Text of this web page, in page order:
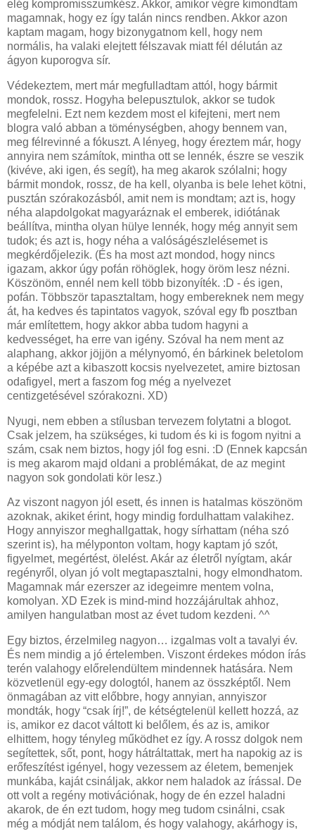
elég kompromisszumkész. Akkor, amikor végre kimondtam
magamnak, hogy ez így talán nincs rendben. Akkor azon
kaptam magam, hogy bizonygatnom kell, hogy nem
normális, ha valaki elejtett félszavak miatt fél délután az
ágyon kuporogva sír.
Védekeztem, mert már megfulladtam attól, hogy bármit
mondok, rossz. Hogyha belepusztulok, akkor se tudok
megfelelni. Ezt nem kezdem most el kifejteni, mert nem
blogra való abban a töménységben, ahogy bennem van,
meg félrevinné a fókuszt. A lényeg, hogy éreztem már, hogy
annyira nem számítok, mintha ott se lennék, észre se veszik
(kivéve, aki igen, és segít), ha meg akarok szólalni; hogy
bármit mondok, rossz, de ha kell, olyanba is bele lehet kötni,
pusztán szórakozásból, amit nem is mondtam; azt is, hogy
néha alapdolgokat magyaráznak el emberek, idiótának
beállítva, mintha olyan hülye lennék, hogy még annyit sem
tudok; és azt is, hogy néha a valóságészlelésemet is
megkérdőjelezik. (És ha most azt mondod, hogy nincs
igazam, akkor úgy pofán röhöglek, hogy öröm lesz nézni.
Köszönöm, ennél nem kell több bizonyíték. :D - és igen,
pofán. Többször tapasztaltam, hogy embereknek nem megy
át, ha kedves és tapintatos vagyok, szóval egy fb posztban
már említettem, hogy akkor abba tudom hagyni a
kedvességet, ha erre van igény. Szóval ha nem ment az
alaphang, akkor jöjjön a mélynyomó, én bárkinek beletolom
a képébe azt a kibaszott kocsis nyelvezetet, amire biztosan
odafigyel, mert a faszom fog még a nyelvezet
centizgetésével szórakozni. XD)
Nyugi, nem ebben a stílusban tervezem folytatni a blogot.
Csak jelzem, ha szükséges, ki tudom és ki is fogom nyitni a
szám, csak nem biztos, hogy jól fog esni. :D (Ennek kapcsán
is meg akarom majd oldani a problémákat, de az megint
nagyon sok gondolati kör lesz.)
Az viszont nagyon jól esett, és innen is hatalmas köszönöm
azoknak, akiket érint, hogy mindig fordulhattam valakihez.
Hogy annyiszor meghallgattak, hogy sírhattam (néha szó
szerint is), ha mélyponton voltam, hogy kaptam jó szót,
figyelmet, megértést, ölelést. Akár az életről nyígtam, akár
regényről, olyan jó volt megtapasztalni, hogy elmondhatom.
Magamnak már ezerszer az idegeimre mentem volna,
komolyan. XD Ezek is mind-mind hozzájárultak ahhoz,
amilyen hangulatban most az évet tudom kezdeni. ^^
Egy biztos, érzelmileg nagyon… izgalmas volt a tavalyi év.
És nem mindig a jó értelemben. Viszont érdekes módon írás
terén valahogy előrelendültem mindennek hatására. Nem
közvetlenül egy-egy dologtól, hanem az összképtől. Nem
önmagában az vitt előbbre, hogy annyian, annyiszor
mondták, hogy “csak írj!”, de kétségtelenül kellett hozzá, az
is, amikor ez dacot váltott ki belőlem, és az is, amikor
elhittem, hogy tényleg működhet ez így. A rossz dolgok nem
segítettek, sőt, pont, hogy hátráltattak, mert ha napokig az is
erőfeszítést igényel, hogy vezessem az életem, bemenjek
munkába, kaját csináljak, akkor nem haladok az írással. De
ott volt a regény motivációnak, hogy de én ezzel haladni
akarok, de én ezt tudom, hogy meg tudom csinálni, csak
még a módját nem találom, és hogy valahogy, akárhogy is,